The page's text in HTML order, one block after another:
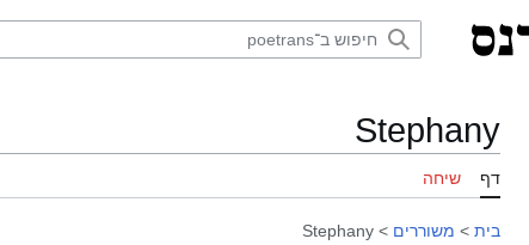
Stephany
דף שיחה
בית > משוררים >
Stephany